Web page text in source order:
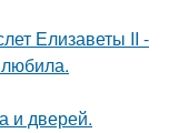
Елизаветы II -
и дверей.